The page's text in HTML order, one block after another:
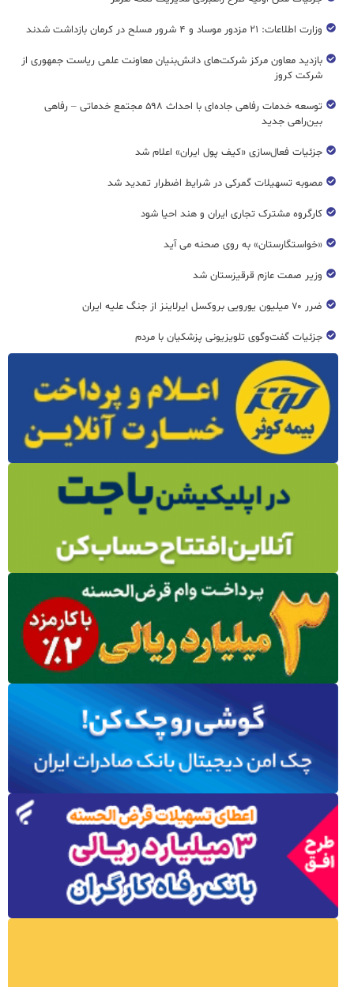
وزارت اطلاعات: ۲۱ مزدور موساد و ۴ شرور مسلح در کرمان بازداشت شدند
بازدید معاون مرکز شرکت‌های دانش‌بنیان معاونت علمی ریاست جمهوری از
شرکت کروز
توسعه خدمات رفاهی جاده‌ای با احداث ۵۹۸ مجتمع خدماتی – رفاهی
بین‌راهی جدید
جزئیات فعال‌سازی «کیف پول ایران» اعلام شد
مصوبه تسهیلات گمرکی در شرایط اضطرار تمدید شد
کارگروه مشترک تجاری ایران و هند احیا شود
«خواستگارستان» به روی صحنه می آید
وزیر صمت عازم قرقیزستان شد
ضرر ۷۰ میلیون یورویی بروکسل ایرلاینز از جنگ علیه ایران
جزئیات گفت‌وگوی تلویزیونی پزشکیان با مردم